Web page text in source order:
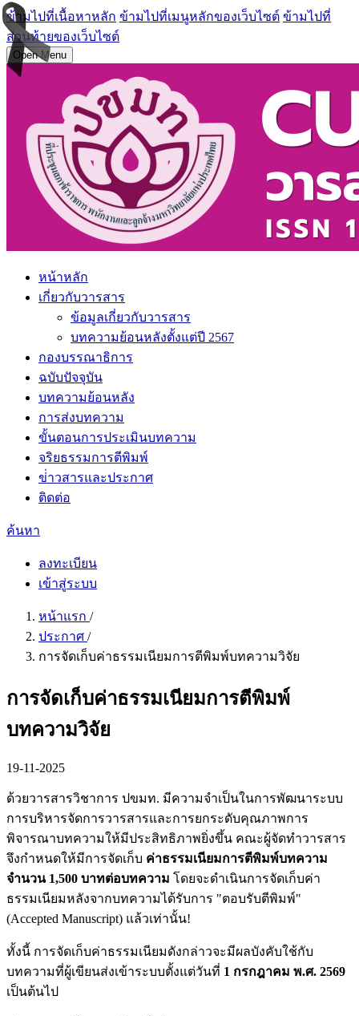
ข้ามไปที่เนื้อหาหลัก ข้ามไปที่เมนูหลักของเว็บไซต์ ข้ามไปที่
ส่วนท้ายของเว็บไซต์
Open Menu
หน้าหลัก
เกี่ยวกับวารสาร
ข้อมูลเกี่ยวกับวารสาร
บทความย้อนหลังตั้งแต่ปี 2567
กองบรรณาธิการ
ฉบับปัจจุบัน
บทความย้อนหลัง
การส่งบทความ
ขั้นตอนการประเมินบทความ
จริยธรรมการตีพิมพ์
ข่่าวสารและประกาศ
ติดต่อ
ค้นหา
ลงทะเบียน
เข้าสู่ระบบ
หน้าแรก /
ประกาศ /
การจัดเก็บค่าธรรมเนียมการตีพิมพ์บทความวิจัย
การจัดเก็บค่าธรรมเนียมการตีพิมพ์
บทความวิจัย
19-11-2025
ด้วยวารสารวิชาการ ปขมท. มีความจำเป็นในการพัฒนาระบบ
การบริหารจัดการวารสารและการยกระดับคุณภาพการ
พิจารณาบทความให้มีประสิทธิภาพยิ่งขึ้น คณะผู้จัดทำวารสาร
จึงกำหนดให้มีการจัดเก็บ ค่าธรรมเนียมการตีพิมพ์บทความ
จำนวน 1,500 บาทต่อบทความ โดยจะดำเนินการจัดเก็บค่า
ธรรมเนียมหลังจากบทความได้รับการ "ตอบรับตีพิมพ์"
(Accepted Manuscript) แล้วเท่านั้น!
ทั้งนี้ การจัดเก็บค่าธรรมเนียมดังกล่าวจะมีผลบังคับใช้กับ
บทความที่ผู้เขียนส่งเข้าระบบตั้งแต่วันที่ 1 กรกฎาคม พ.ศ. 2569
เป็นต้นไป